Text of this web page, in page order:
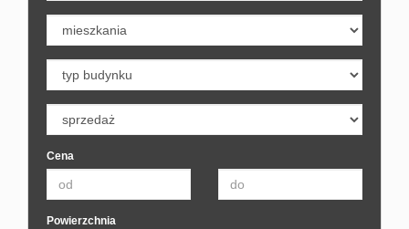
Cena
Powierzchnia